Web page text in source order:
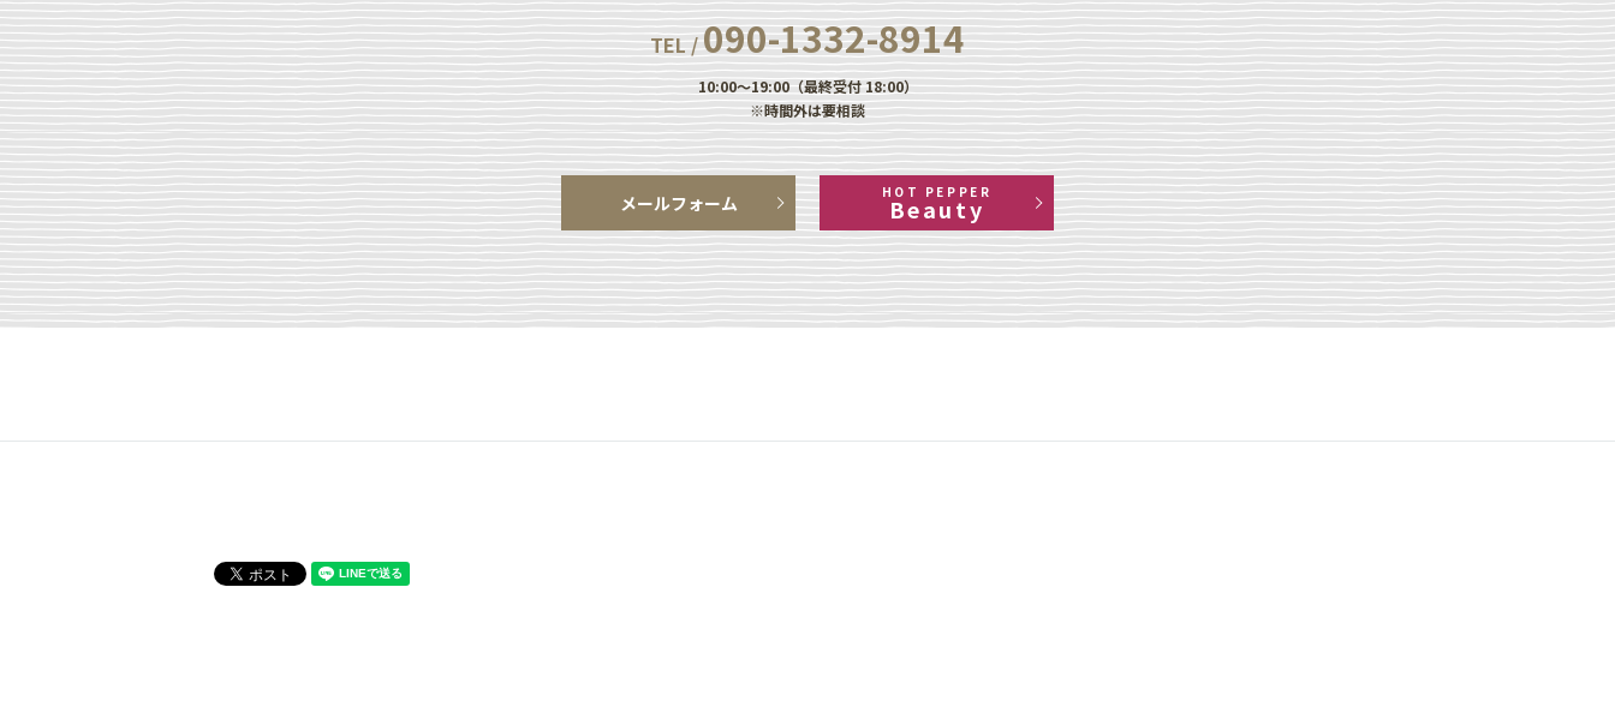
TEL / 090-1332-8914
10:00～19:00（最終受付 18:00）
※時間外は要相談
メールフォーム HOT PEPPER
Beauty